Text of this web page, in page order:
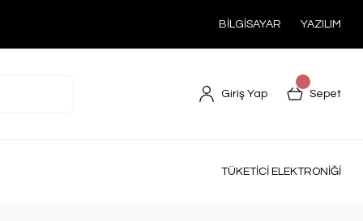
BİLGİSAYAR YAZILIM
Giriş Yap Sepet
TÜKETİCİ ELEKTRONİĞİ